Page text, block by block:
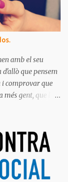
amb el seu
d'allò que pensem
i comprovar que
gent, que la